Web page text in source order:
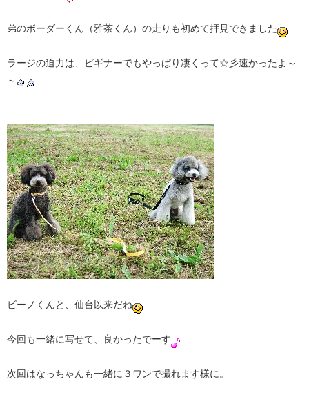
弟のボーダーくん（雅茶くん）の走りも初めて拝見できました
ラージの迫力は、ビギナーでもやっぱり凄くって☆彡速かったよ～
～
ビーノくんと、仙台以来だね
今回も一緒に写せて、良かったでーす
次回はなっちゃんも一緒に３ワンで撮れます様に。